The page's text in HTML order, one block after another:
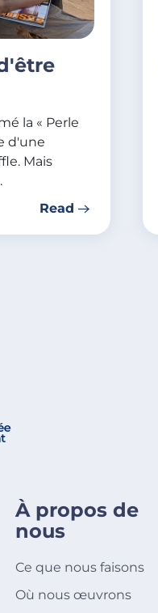
la « Perle
d'une
Mais
Read
À propos de
nous
Ce que nous faisons
Où nous œuvrons